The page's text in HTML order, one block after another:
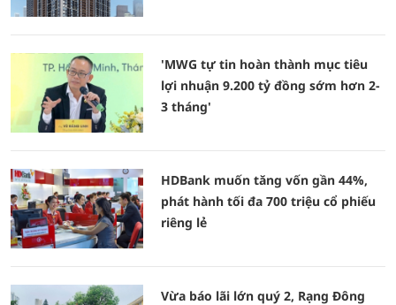
'MWG tự tin hoàn thành mục tiêu
lợi nhuận 9.200 tỷ đồng sớm hơn 2-
3 tháng'
HDBank muốn tăng vốn gần 44%,
phát hành tối đa 700 triệu cổ phiếu
riêng lẻ
Vừa báo lãi lớn quý 2, Rạng Đông